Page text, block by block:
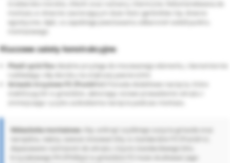
montażu w drewnie zawierającym duże ilości garbników (np. drewno
egzotyczne, dąb), co zapobiega powstawaniu odbarwień wokół punktu
montażowego.
Kluczowe zalety konstrukcyjne:
Płaski spód łba:Idealnie przylega do mocowanego elementu, równomiernie
Gniazdo krzyżowe PZ (Pozidriv):
Posiada dodatkowe nacięcia, które
stabilizują bit w gnieździe, ułatwiając osiowe prowadzenie wkrętu i
zmniejszając ryzyko uszkodzenia nacięcia podczas montażu.
Wskazówka montażowa: Aby uniknąć szybkiego zużycia gniazda oraz
dopasowane rozmiarem do wkrętu. Użycie standardowego bitu
krzyżakowego PH (Phillips) w gnieździe PZ może skutkować jego